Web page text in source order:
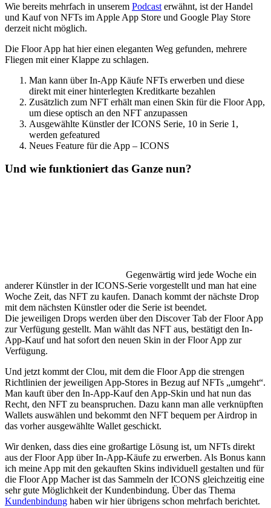
Wie bereits mehrfach in unserem Podcast erwähnt, ist der Handel
und Kauf von NFTs im Apple App Store und Google Play Store
derzeit nicht möglich.
Die Floor App hat hier einen eleganten Weg gefunden, mehrere
Fliegen mit einer Klappe zu schlagen.
Man kann über In-App Käufe NFTs erwerben und diese
direkt mit einer hinterlegten Kreditkarte bezahlen
Zusätzlich zum NFT erhält man einen Skin für die Floor App,
um diese optisch an den NFT anzupassen
Ausgewählte Künstler der ICONS Serie, 10 in Serie 1,
werden gefeatured
Neues Feature für die App – ICONS
Und wie funktioniert das Ganze nun?
Gegenwärtig wird jede Woche ein
anderer Künstler in der ICONS-Serie vorgestellt und man hat eine
Woche Zeit, das NFT zu kaufen. Danach kommt der nächste Drop
mit dem nächsten Künstler oder die Serie ist beendet.
Die jeweiligen Drops werden über den Discover Tab der Floor App
zur Verfügung gestellt. Man wählt das NFT aus, bestätigt den In-
App-Kauf und hat sofort den neuen Skin in der Floor App zur
Verfügung.
Und jetzt kommt der Clou, mit dem die Floor App die strengen
Richtlinien der jeweiligen App-Stores in Bezug auf NFTs „umgeht“.
Man kauft über den In-App-Kauf den App-Skin und hat nun das
Recht, den NFT zu beanspruchen. Dazu kann man alle verknüpften
Wallets auswählen und bekommt den NFT bequem per Airdrop in
das vorher ausgewählte Wallet geschickt.
Wir denken, dass dies eine großartige Lösung ist, um NFTs direkt
aus der Floor App über In-App-Käufe zu erwerben. Als Bonus kann
ich meine App mit den gekauften Skins individuell gestalten und für
die Floor App Macher ist das Sammeln der ICONS gleichzeitig eine
sehr gute Möglichkeit der Kundenbindung. Über das Thema
Kundenbindung haben wir hier übrigens schon mehrfach berichtet.